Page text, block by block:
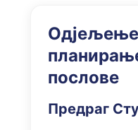
Одјељење
послове
Предраг